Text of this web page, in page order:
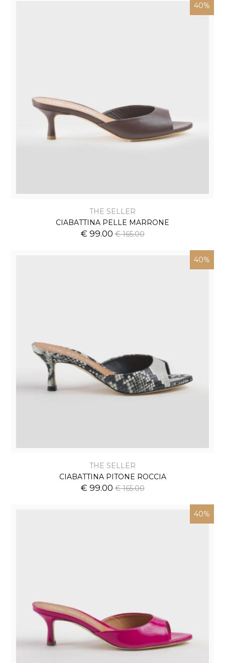
40%
THE SELLER
CIABATTINA PELLE MARRONE
€ 99.00€ 165.00
40%
THE SELLER
CIABATTINA PITONE ROCCIA
€ 99.00€ 165.00
40%